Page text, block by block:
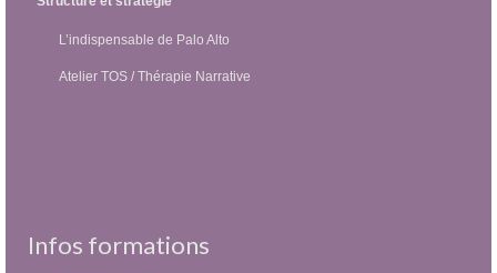
L’indispensable de Palo Alto
Atelier TOS / Thérapie Narrative
Infos formations